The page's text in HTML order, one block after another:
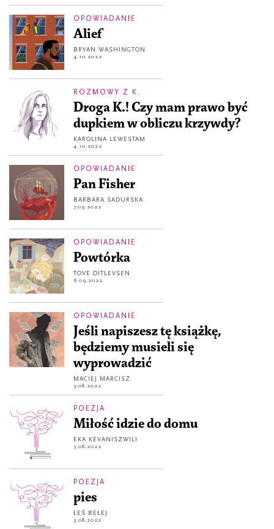
OPOWIADANIE
Alief
BRYAN WASHINGTON
4.10.2022
ROZMOWY Z K.
Droga K.! Czy mam prawo być
dupkiem w obliczu krzywdy?
KAROLINA LEWESTAM
4.10.2022
OPOWIADANIE
Pan Fisher
BARBARA SADURSKA
7.09.2022
OPOWIADANIE
Powtórka
TOVE DITLEVSEN
6.09.2022
OPOWIADANIE
Jeśli napiszesz tę książkę,
będziemy musieli się
wyprowadzić
MACIEJ MARCISZ
3.08.2022
POEZJA
Miłość idzie do domu
EKA KEVANISZWILI
3.08.2022
POEZJA
pies
ŁEŚ BEŁEJ
3.08.2022